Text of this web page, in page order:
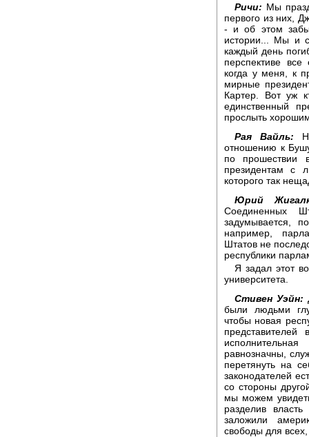
Ричи: Мы
первого из них,
- и об этом
истории... Мы и
каждый день
перспективе
когда у меня, к
мирные
Картер. Вот уж
единственный
прослыть
Рая Вайль:
отношению к
по прошествии
президентам с
которого так
Юрий
Соединенных
задумывается,
например,
Штатов не
республики
Я задал этот
университета.
Стивен Уэйн:
были людьми
чтобы новая
равнозначны,
перетянуть на
законодателей
со стороны
мы можем
разделив
заложили
свободы для